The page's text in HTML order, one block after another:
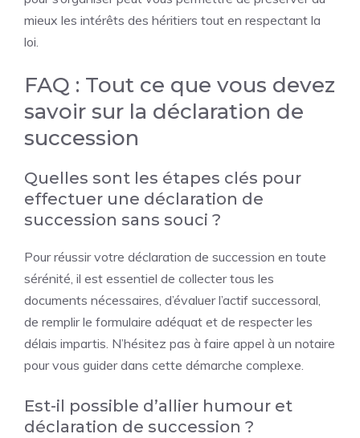
mieux les intérêts des héritiers tout en respectant la
loi.
FAQ : Tout ce que vous devez
savoir sur la déclaration de
succession
Quelles sont les étapes clés pour
effectuer une déclaration de
succession sans souci ?
Pour réussir votre déclaration de succession en toute
sérénité, il est essentiel de collecter tous les
documents nécessaires, d’évaluer l’actif successoral,
de remplir le formulaire adéquat et de respecter les
délais impartis. N’hésitez pas à faire appel à un notaire
pour vous guider dans cette démarche complexe.
Est-il possible d’allier humour et
déclaration de succession ?